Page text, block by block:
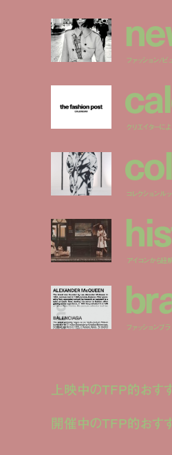
ne
ファッション/
cal
クリエイターに
col
コレクションル
his
アイコンから紐
br
ファッションブ
上映中のTFP的おす
開催中のTFP的おす